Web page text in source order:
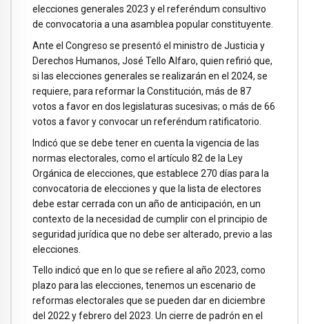
elecciones generales 2023 y el referéndum consultivo
de convocatoria a una asamblea popular constituyente.
Ante el Congreso se presentó el ministro de Justicia y
Derechos Humanos, José Tello Alfaro, quien refirió que,
si las elecciones generales se realizarán en el 2024, se
requiere, para reformar la Constitución, más de 87
votos a favor en dos legislaturas sucesivas; o más de 66
votos a favor y convocar un referéndum ratificatorio.
Indicó que se debe tener en cuenta la vigencia de las
normas electorales, como el artículo 82 de la Ley
Orgánica de elecciones, que establece 270 días para la
convocatoria de elecciones y que la lista de electores
debe estar cerrada con un año de anticipación, en un
contexto de la necesidad de cumplir con el principio de
seguridad jurídica que no debe ser alterado, previo a las
elecciones.
Tello indicó que en lo que se refiere al año 2023, como
plazo para las elecciones, tenemos un escenario de
reformas electorales que se pueden dar en diciembre
del 2022 y febrero del 2023. Un cierre de padrón en el